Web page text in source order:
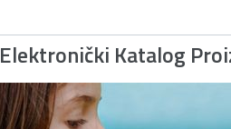
Elektronički Katalog